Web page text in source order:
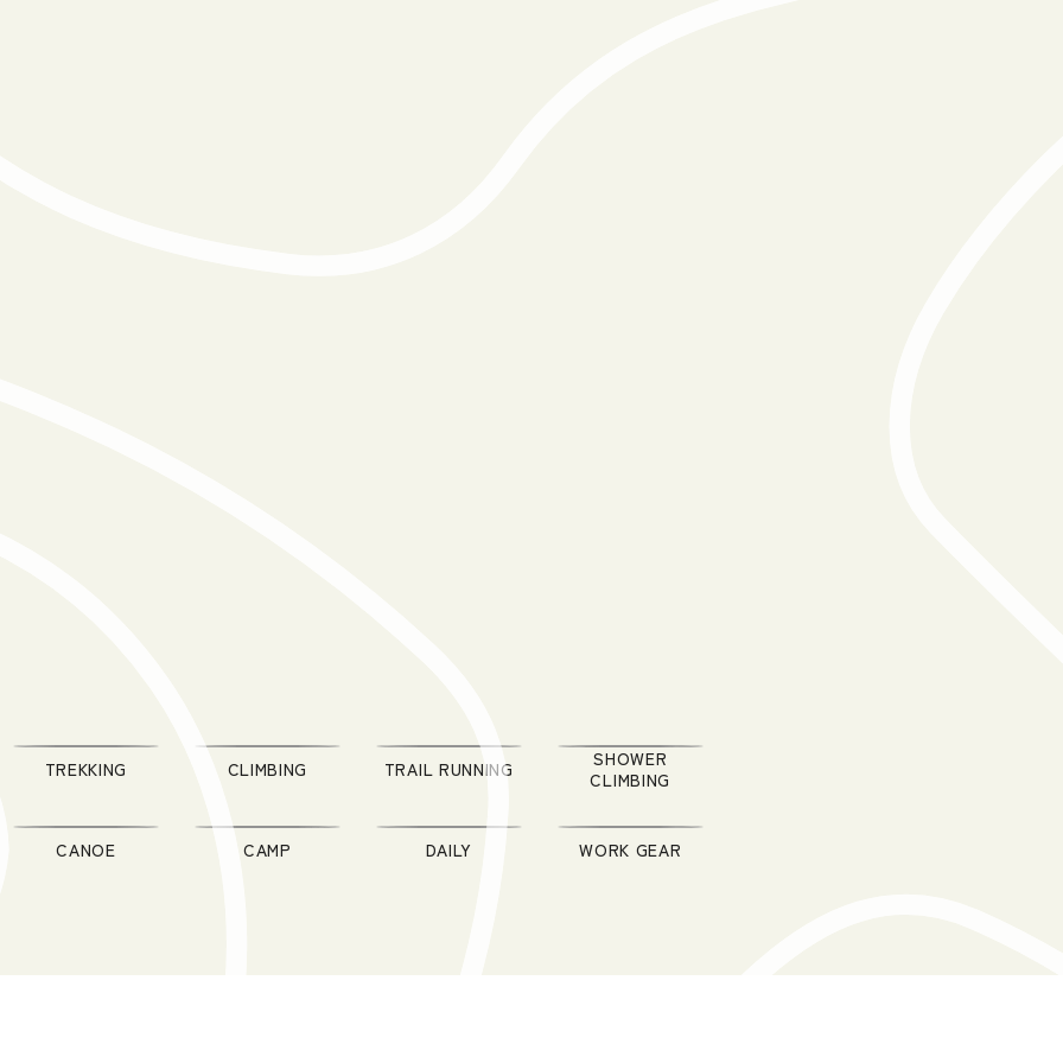
TREKKING CLIMBING TRAIL RUNNING
SHOWER
CLIMBING
CANOE CAMP DAILY WORK GEAR